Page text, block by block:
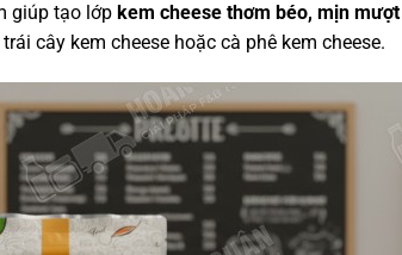
giúp tạo lớp kem cheese thơm béo, mịn
cây kem cheese hoặc cà phê kem cheese.